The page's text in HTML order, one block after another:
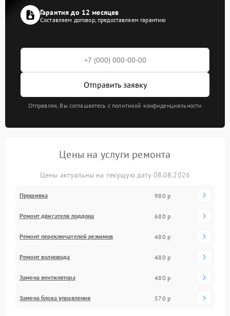
Гарантия до 12 месяцев
Составляем договор, предоставляем гарантию
Отправить заявку
Отправляя, Вы соглашаетесь с политикой конфиденциальности
Цены на услуги ремонта
Цены актуальны на текущую дату 08.08.2026
Прошивка 980 р
Ремонт двигателя поддона 680 р
Ремонт переключателей режимов 480 р
Ремонт волновода 480 р
Замена вентилятора 480 р
Замена блока управления 570 р